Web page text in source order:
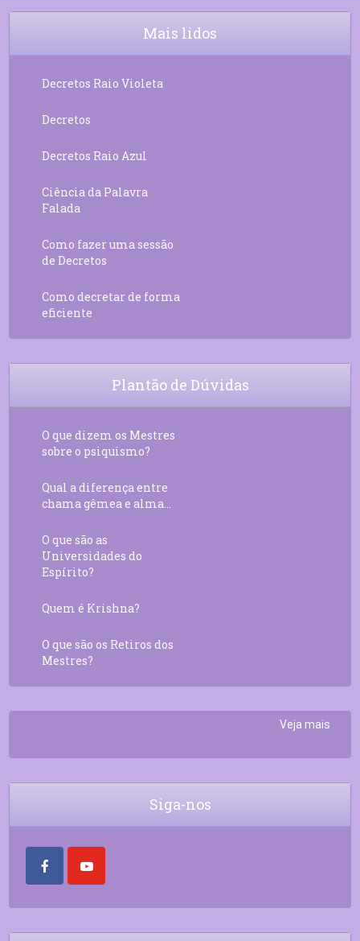
10
04:43
Decreto 50.03 – Diante da Vossa
Mais lidos
Decretos Raio Violeta
Decretos
Decretos Raio Azul
Ciência da Palavra
Falada
Como fazer uma sessão
de Decretos
Como decretar de forma
eficiente
Plantão de Dúvidas
O que dizem os Mestres
sobre o psiquismo?
Qual a diferença entre
chama gêmea e alma...
O que são as
Universidades do
Espírito?
Quem é Krishna?
O que são os Retiros dos
Mestres?
Veja mais
Siga-nos